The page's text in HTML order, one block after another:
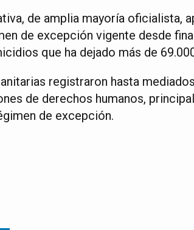
de amplia mayoría oficialista,
de excepción vigente desde
que ha dejado más de
registraron hasta
de derechos humanos,
de excepción.